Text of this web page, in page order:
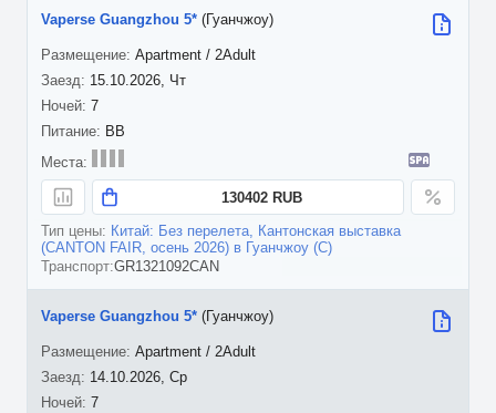
15.10.2026, Чт
7
Vaperse Guangzhou 5* (Гуанчжоу)
Apartment / 2Adult
BB
130402 RUB
Китай: Без перелета, Кантонская выставка
(CANTON FAIR, осень 2026) в Гуанчжоу (С)
GR1321092CAN
14.10.2026, Ср
7
Vaperse Guangzhou 5* (Гуанчжоу)
Apartment / 2Adult